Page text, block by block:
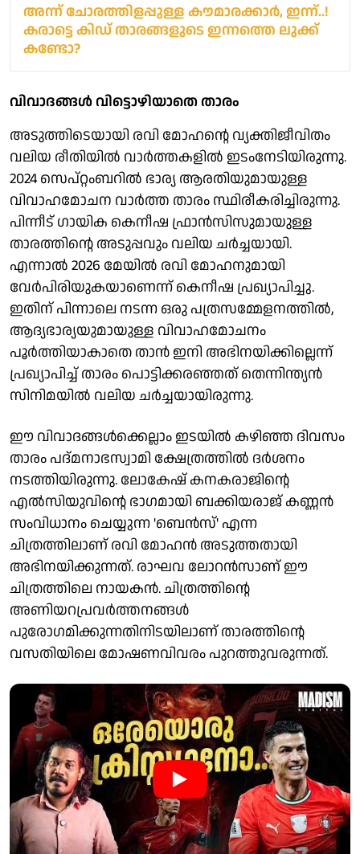
അന്ന് ചോരത്തിളപ്പുള്ള കൗമാരക്കാര്‍, ഇന്ന്..!
കരാട്ടെ കിഡ് താരങ്ങളുടെ ഇന്നത്തെ ലുക്ക്
കണ്ടോ?
വിവാദങ്ങള്‍ വിട്ടൊഴിയാതെ താരം
അടുത്തിടെയായി രവി മോഹന്റെ വ്യക്തിജീവിതം
വലിയ രീതിയില്‍ വാര്‍ത്തകളില്‍ ഇടംനേടിയിരുന്നു.
2024 സെപ്റ്റംബറില്‍ ഭാര്യ ആരതിയുമായുള്ള
വിവാഹമോചന വാര്‍ത്ത താരം സ്ഥിരീകരിച്ചിരുന്നു.
പിന്നീട് ഗായിക കെനീഷ ഫ്രാന്‍സിസുമായുള്ള
താരത്തിന്റെ അടുപ്പവും വലിയ ചര്‍ച്ചയായി.
എന്നാല്‍ 2026 മേയില്‍ രവി മോഹനുമായി
വേര്‍പിരിയുകയാണെന്ന് കെനീഷ പ്രഖ്യാപിച്ചു.
ഇതിന് പിന്നാലെ നടന്ന ഒരു പത്രസമ്മേളനത്തില്‍,
ആദ്യഭാര്യയുമായുള്ള വിവാഹമോചനം
പൂര്‍ത്തിയാകാതെ താന്‍ ഇനി അഭിനയിക്കില്ലെന്ന്
പ്രഖ്യാപിച്ച് താരം പൊട്ടിക്കരഞ്ഞത് തെന്നിന്ത്യന്‍
സിനിമയില്‍ വലിയ ചര്‍ച്ചയായിരുന്നു.
ഈ വിവാദങ്ങള്‍ക്കെല്ലാം ഇടയില്‍ കഴിഞ്ഞ ദിവസം
താരം പദ്മനാഭസ്വാമി ക്ഷേത്രത്തില്‍ ദര്‍ശനം
നടത്തിയിരുന്നു. ലോകേഷ് കനകരാജിന്റെ
എല്‍സിയുവിന്റെ ഭാഗമായി ബക്കിയരാജ് കണ്ണന്‍
സംവിധാനം ചെയ്യുന്ന 'ബെന്‍സ്' എന്ന
ചിത്രത്തിലാണ് രവി മോഹന്‍ അടുത്തതായി
അഭിനയിക്കുന്നത്. രാഘവ ലോറന്‍സാണ് ഈ
ചിത്രത്തിലെ നായകന്‍. ചിത്രത്തിന്റെ
അണിയറപ്രവര്‍ത്തനങ്ങള്‍
പുരോഗമിക്കുന്നതിനിടയിലാണ് താരത്തിന്റെ
വസതിയിലെ മോഷണവിവരം പുറത്തുവരുന്നത്.